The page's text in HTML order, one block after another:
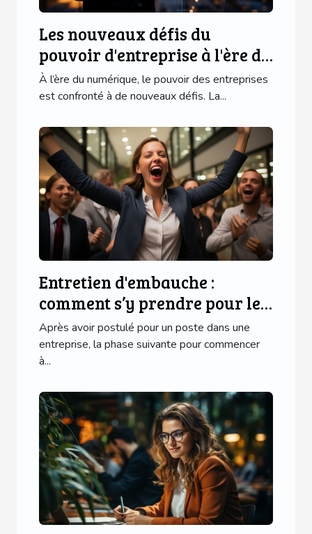
Les nouveaux défis du
pouvoir d'entreprise à l'ère du
numérique
À l’ère du numérique, le pouvoir des entreprises
est confronté à de nouveaux défis. La...
Entretien d'embauche :
comment s’y prendre pour le
réussir brillamment ?
Après avoir postulé pour un poste dans une
entreprise, la phase suivante pour commencer
à...